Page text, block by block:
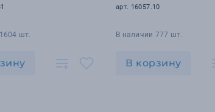
шт.
арт. 16057.10
В наличии 777 шт.
В корзину